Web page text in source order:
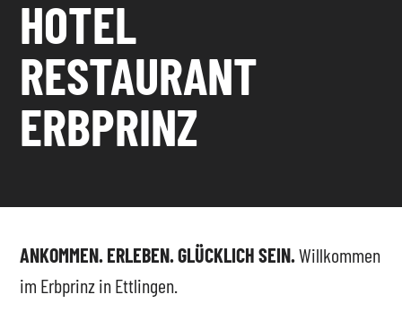
HOTEL
RESTAURANT
ERBPRINZ
ANKOMMEN. ERLEBEN. GLÜCKLICH SEIN.Willkommen
im Erbprinz in Ettlingen.